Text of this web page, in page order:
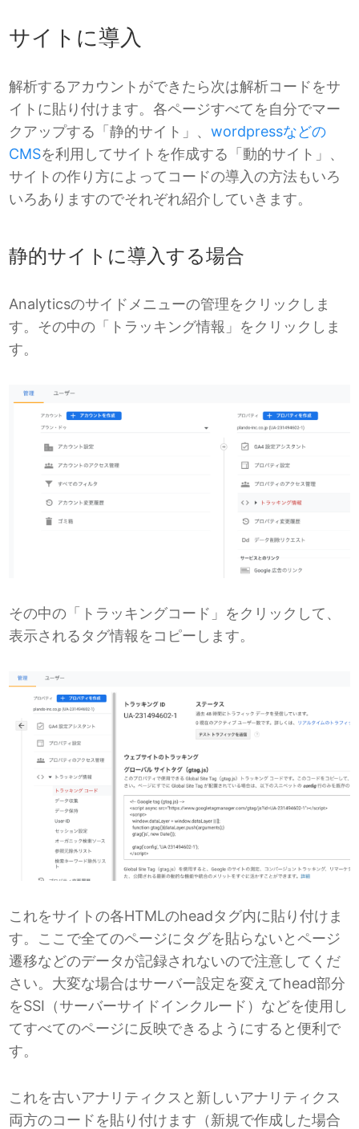
サイトに導入
解析するアカウントができたら次は解析コードをサ
イトに貼り付けます。各ページすべてを自分でマー
クアップする「静的サイト」、wordpressなどの
CMSを利用してサイトを作成する「動的サイト」、
サイトの作り方によってコードの導入の方法もいろ
いろありますのでそれぞれ紹介していきます。
静的サイトに導入する場合
Analyticsのサイドメニューの管理をクリックしま
す。その中の「トラッキング情報」をクリックしま
す。
その中の「トラッキングコード」をクリックして、
表示されるタグ情報をコピーします。
これをサイトの各HTMLのheadタグ内に貼り付けま
す。ここで全てのページにタグを貼らないとページ
遷移などのデータが記録されないので注意してくだ
さい。大変な場合はサーバー設定を変えてhead部分
をSSI（サーバーサイドインクルード）などを使用し
てすべてのページに反映できるようにすると便利で
す。
これを古いアナリティクスと新しいアナリティクス
両方のコードを貼り付けます（新規で作成した場合